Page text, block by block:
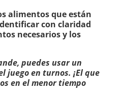
alimentos que están
con claridad
necesarios y los
puedes usar un
juego en turnos. ¡El que
en el menor tiempo